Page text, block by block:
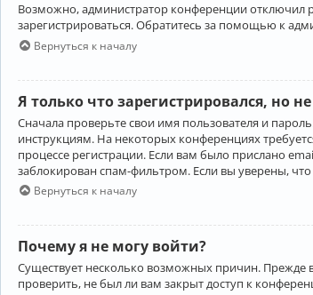
Возможно, администратор конференции отключил
зарегистрироваться. Обратитесь за помощью к
Вернуться к началу
Я только что зарегистрировался, но
Сначала проверьте свои имя пользователя и
инструкциям. На некоторых конференциях
процессе регистрации. Если вам было прислано
заблокирован спам-фильтром. Если вы уверены,
Вернуться к началу
Почему я не могу войти?
Существует несколько возможных причин. Прежде
проверить, не был ли вам закрыт доступ к